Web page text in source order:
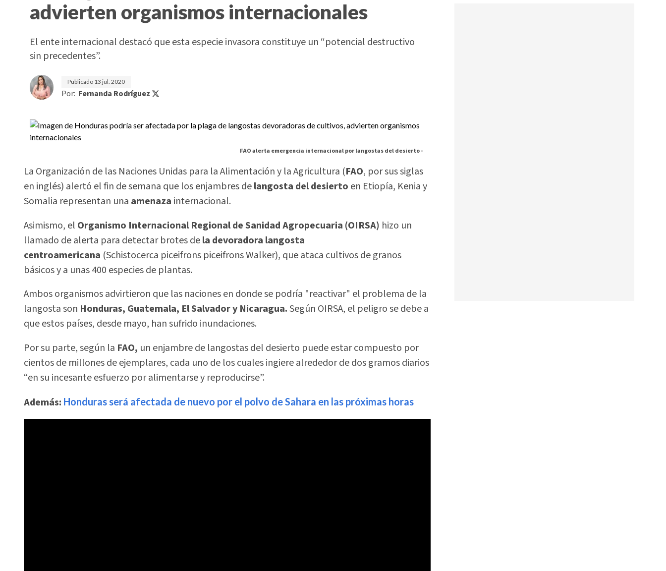
advierten organismos internacionales
El ente internacional destacó que esta especie invasora constituye un “potencial destructivo
sin precedentes”.
Publicado 13 jul. 2020
Por: Fernanda Rodríguez
FAO alerta emergencia internacional por langostas del desierto -
La Organización de las Naciones Unidas para la Alimentación y la Agricultura (FAO, por sus siglas
en inglés) alertó el fin de semana que los enjambres delangosta del desierto en Etiopía, Kenia y
Somalia representan una amenaza internacional.
Asimismo, el Organismo Internacional Regional de Sanidad Agropecuaria (OIRSA) hizo un
llamado de alerta para detectar brotes dela devoradora langosta
centroamericana (Schistocerca piceifrons piceifrons Walker), que ataca cultivos de granos
básicos y a unas 400 especies de plantas.
Ambos organismos advirtieron que las naciones en donde se podría "reactivar" el problema de la
langosta son Honduras, Guatemala, El Salvador y Nicaragua.Según OIRSA, el peligro se debe a
que estos países, desde mayo, han sufrido inundaciones.
Por su parte, según la FAO, un enjambre de langostas del desierto puede estar compuesto por
cientos de millones de ejemplares, cada uno de los cuales ingiere alrededor de dos gramos diarios
“en su incesante esfuerzo por alimentarse y reproducirse”.
Además: Honduras será afectada de nuevo por el polvo de Sahara en las próximas horas